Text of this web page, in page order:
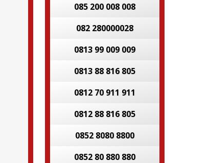
085 200 008 008
082 280000028
0813 99 009 009
0813 88 816 805
0812 70 911 911
0812 88 816 805
0852 8080 8800
0852 80 880 880